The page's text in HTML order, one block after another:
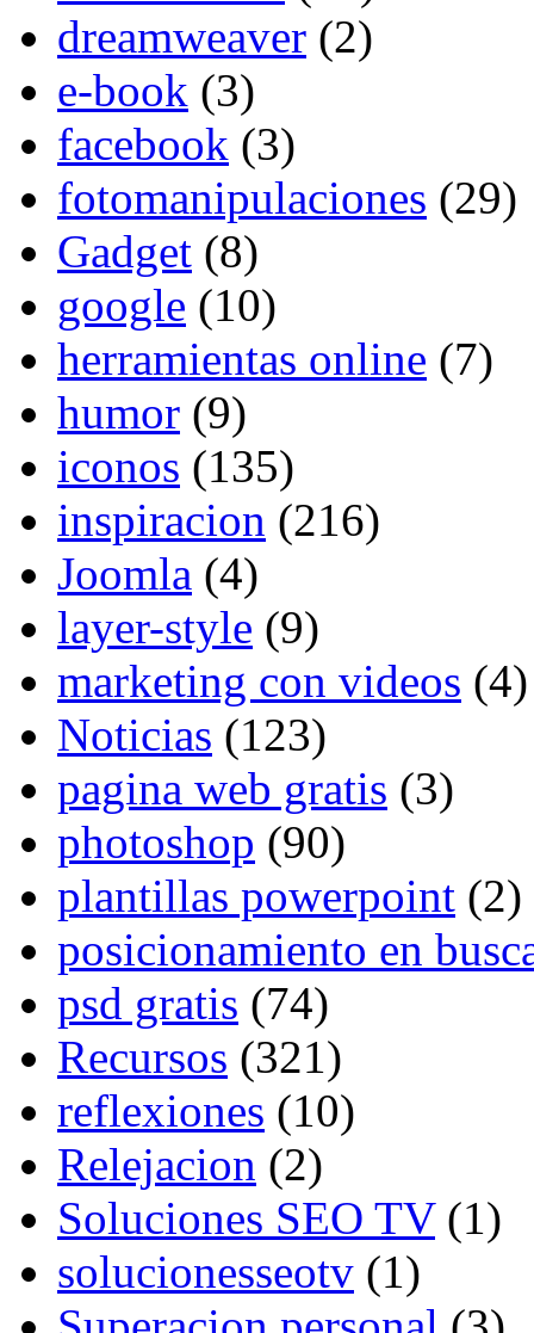
dreamweaver (2)
e-book (3)
facebook (3)
fotomanipulaciones (29)
Gadget (8)
google (10)
herramientas online (7)
humor (9)
iconos (135)
inspiracion (216)
Joomla (4)
layer-style (9)
marketing con videos (4)
Noticias (123)
pagina web gratis (3)
photoshop (90)
plantillas powerpoint (2)
posicionamiento en
psd gratis (74)
Recursos (321)
reflexiones (10)
Relejacion (2)
Soluciones SEO TV(1)
solucionesseotv (1)